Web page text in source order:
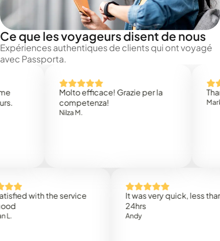
Ce que les voyageurs disent de nous
Expériences authentiques de clients qui ont voyagé
avec Passporta.
Molto efficace! Grazie per la
competenza!
Thank
with the service
It was very quick, less than